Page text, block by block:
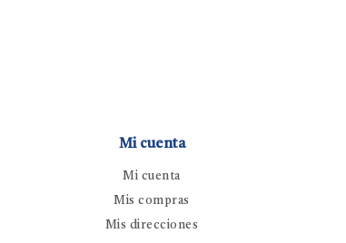
Mi cuenta
Mi cuenta
Mis compras
Mis direcciones